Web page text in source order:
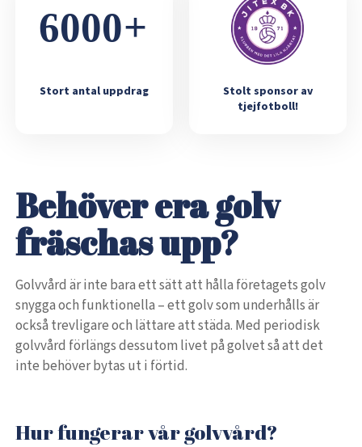
Stort antal uppdrag
Stolt sponsor av
tjejfotboll!
Behöver era golv
fräschas upp?
Golvvård är inte bara ett sätt att hålla företagets golv
snygga och funktionella – ett golv som underhålls är
också trevligare och lättare att städa. Med periodisk
golvvård förlängs dessutom livet på golvet så att det
inte behöver bytas ut i förtid.
Hur fungerar vår golvvård?